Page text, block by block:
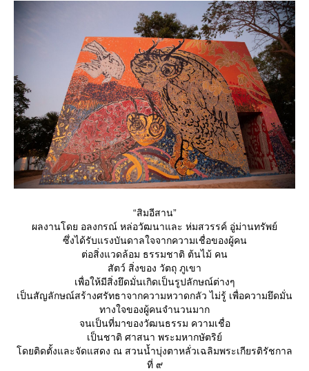
“สิมอีสาน”
ผลงานโดย อลงกรณ์ หล่อวัฒนาและ ห่มสวรรค์ อู่ม่านทรัพย์
ซึ่งได้รับแรงบันดาลใจจากความเชื่อของผู้คน
ต่อสิ่งแวดล้อม ธรรมชาติ ต้นไม้ คน
สัตว์ สิ่งของ วัตถุ ภูเขา
เพื่อให้มีสิ่งยึดมั่นเกิดเป็นรูปลักษณ์ต่างๆ
เป็นสัญลักษณ์สร้างศรัทธาจากความหวาดกลัว ไม่รู้ เพื่อความยึดมั่น
ทางใจของผู้คนจำนวนมาก
จนเป็นที่มาของวัฒนธรรม ความเชื่อ
เป็นชาติ ศาสนา พระมหากษัตริย์
ดยติดตั้งและจัดแสดง ณ สวนน้ำบุ่งตาหลั่วเฉลิมพระเกียรติรัชกาล
ที่ ๙